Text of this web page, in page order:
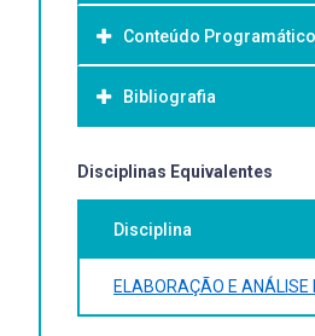
Objetivo Geral:
Ensinar os métodos
econômicos e sociais.
Conteúdo Programático
Bibliografia
Bibliografia Básica:
BRITO, P. Análise e
CASAROTTO FILHO, N. e
Disponível em: https://
MOTTA, R. R.; CALÔBA,
Disciplinas Equivalentes
Disciplina
ELABORAÇÃO E ANÁLISE